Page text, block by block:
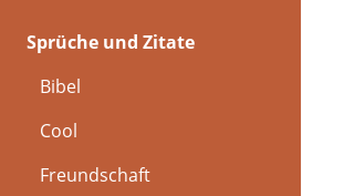
Sprüche und Zitate
Bibel
Cool
Freundschaft